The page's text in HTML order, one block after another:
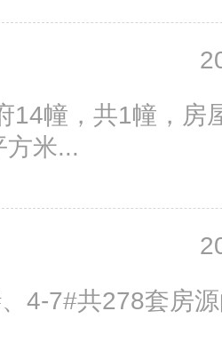
14幢，共1幢，房
米...
4-7#共278套房